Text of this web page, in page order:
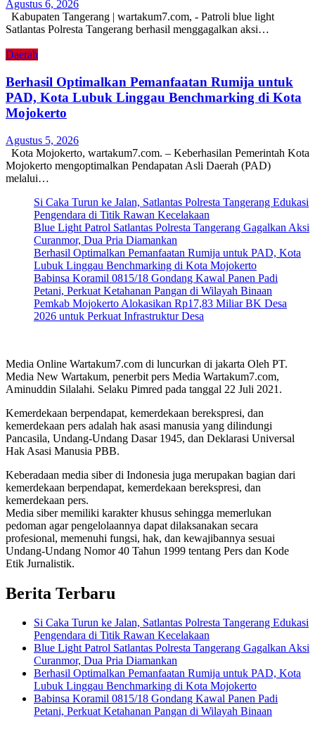
Agustus 6, 2026
Kabupaten Tangerang | wartakum7.com, - Patroli blue light
Satlantas Polresta Tangerang berhasil menggagalkan aksi…
Daerah
Berhasil Optimalkan Pemanfaatan Rumija untuk
PAD, Kota Lubuk Linggau Benchmarking di Kota
Mojokerto
Agustus 5, 2026
Kota Mojokerto, wartakum7.com. – Keberhasilan Pemerintah Kota
Mojokerto mengoptimalkan Pendapatan Asli Daerah (PAD)
melalui…
Si Caka Turun ke Jalan, Satlantas Polresta Tangerang Edukasi
Pengendara di Titik Rawan Kecelakaan
Blue Light Patrol Satlantas Polresta Tangerang Gagalkan Aksi
Curanmor, Dua Pria Diamankan
Berhasil Optimalkan Pemanfaatan Rumija untuk PAD, Kota
Lubuk Linggau Benchmarking di Kota Mojokerto
Babinsa Koramil 0815/18 Gondang Kawal Panen Padi
Petani, Perkuat Ketahanan Pangan di Wilayah Binaan
Pemkab Mojokerto Alokasikan Rp17,83 Miliar BK Desa
2026 untuk Perkuat Infrastruktur Desa
Media Online Wartakum7.com di luncurkan di jakarta Oleh PT.
Media New Wartakum, penerbit pers Media Wartakum7.com,
Aminuddin Silalahi. Selaku Pimred pada tanggal 22 Juli 2021.
Kemerdekaan berpendapat, kemerdekaan berekspresi, dan
kemerdekaan pers adalah hak asasi manusia yang dilindungi
Pancasila, Undang-Undang Dasar 1945, dan Deklarasi Universal
Hak Asasi Manusia PBB.
Keberadaan media siber di Indonesia juga merupakan bagian dari
kemerdekaan berpendapat, kemerdekaan berekspresi, dan
kemerdekaan pers.
Media siber memiliki karakter khusus sehingga memerlukan
pedoman agar pengelolaannya dapat dilaksanakan secara
profesional, memenuhi fungsi, hak, dan kewajibannya sesuai
Undang-Undang Nomor 40 Tahun 1999 tentang Pers dan Kode
Etik Jurnalistik.
Berita Terbaru
Si Caka Turun ke Jalan, Satlantas Polresta Tangerang Edukasi
Pengendara di Titik Rawan Kecelakaan
Blue Light Patrol Satlantas Polresta Tangerang Gagalkan Aksi
Curanmor, Dua Pria Diamankan
Berhasil Optimalkan Pemanfaatan Rumija untuk PAD, Kota
Lubuk Linggau Benchmarking di Kota Mojokerto
Babinsa Koramil 0815/18 Gondang Kawal Panen Padi
Petani, Perkuat Ketahanan Pangan di Wilayah Binaan